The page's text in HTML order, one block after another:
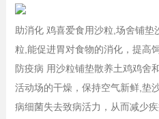
助消化 鸡喜爱食用沙粒,场舍铺
粒,能促进胃对食物的消化，提高
防疫病 用沙粒铺垫散养土鸡鸡舍
活动场的干燥，保持空气新鲜,垫
病细菌失去致病活力，从而减少